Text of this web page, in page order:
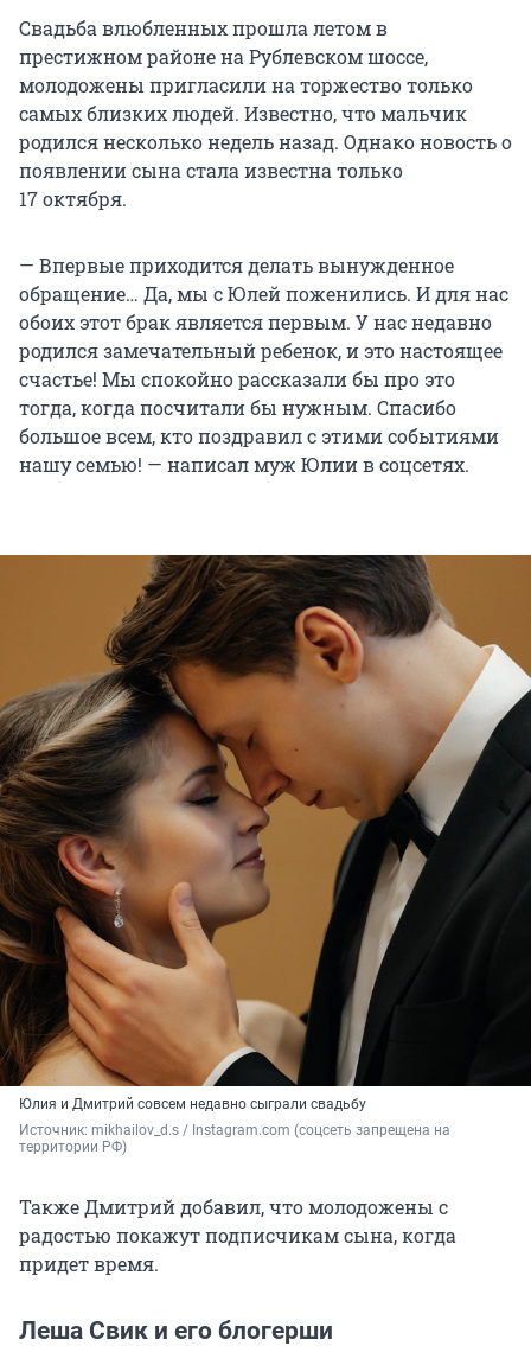
Свадьба влюбленных прошла летом в
престижном районе на Рублевском шоссе,
молодожены пригласили на торжество только
самых близких людей. Известно, что мальчик
родился несколько недель назад. Однако новость о
появлении сына стала известна только
17 октября.
— Впервые приходится делать вынужденное
обращение… Да, мы с Юлей поженились. И для нас
обоих этот брак является первым. У нас недавно
родился замечательный ребенок, и это настоящее
счастье! Мы спокойно рассказали бы про это
тогда, когда посчитали бы нужным. Спасибо
большое всем, кто поздравил с этими событиями
нашу семью! — написал муж Юлии в соцсетях.
Юлия и Дмитрий совсем недавно сыграли свадьбу
Источник: mikhailov_d.s / Instagram.com (соцсеть запрещена на
территории РФ)
Также Дмитрий добавил, что молодожены с
радостью покажут подписчикам сына, когда
придет время.
Леша Свик и его блогерши